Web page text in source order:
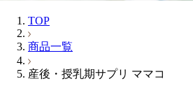
TOP
商品一覧
産後・授乳期サプリ ママコ